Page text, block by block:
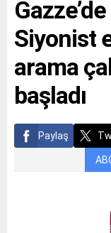
Siyonist
arama
başladı
Paylaş